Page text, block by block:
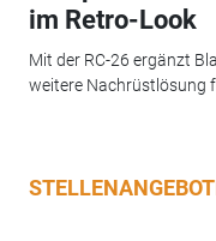
im Retro-Look
Mit der RC-26 ergänzt
weitere Nachrüstlösung